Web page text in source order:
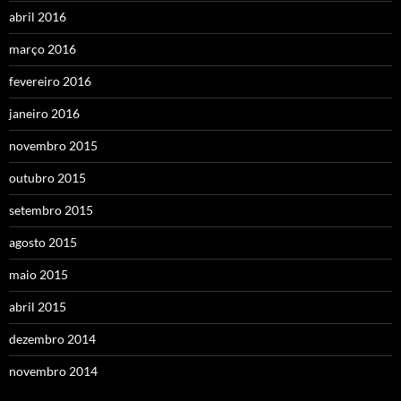
abril 2016
março 2016
fevereiro 2016
janeiro 2016
novembro 2015
outubro 2015
setembro 2015
agosto 2015
maio 2015
abril 2015
dezembro 2014
novembro 2014